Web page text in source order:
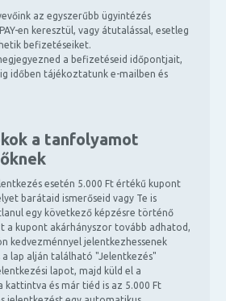
az egyszerűbb ügyintézés
en keresztül, vagy átutalással, esetleg
befizetéseiket.
a befizetéseid időpontjait,
időben tájékoztatunk e-mailben és
a tanfolyamot
esetén 5.000 Ft értékű kupont
barátaid ismerőseid vagy Te is
egy következő képzésre történő
a kupont akárhányszor tovább adhatod,
kedvezménnyel jelentkezhessenek
a lap alján található "Jelentkezés"
lapot, majd küld el a
kattintva és már tiéd is az 5.000 Ft